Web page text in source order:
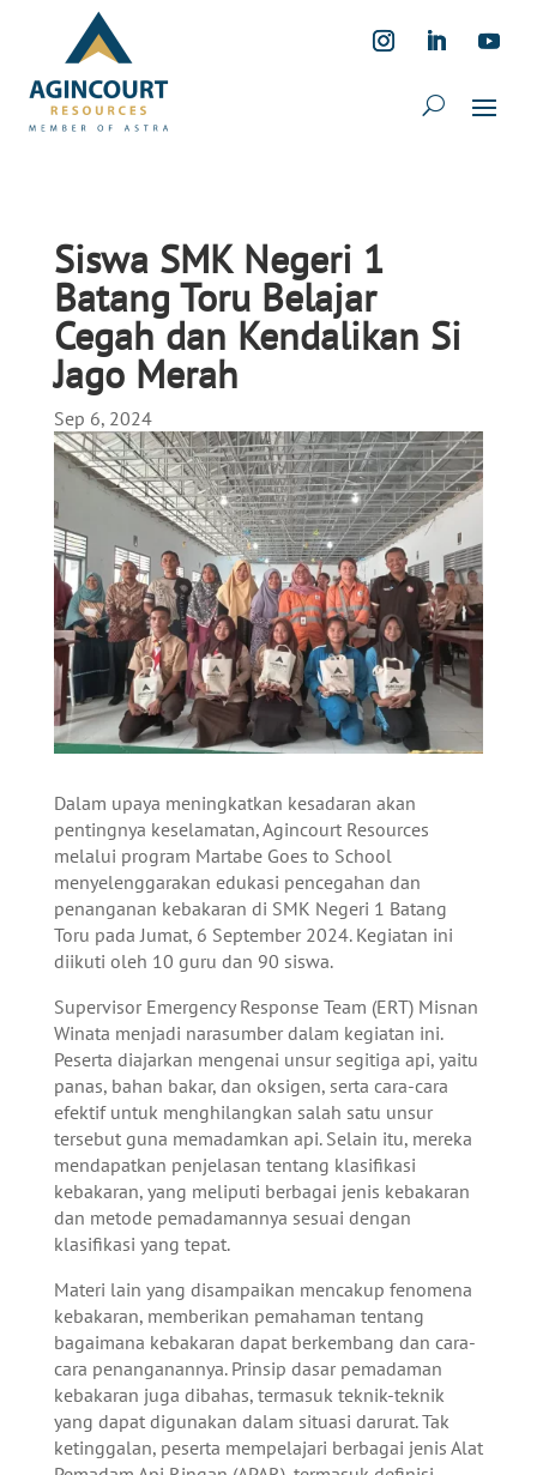
Siswa SMK Negeri 1
Batang Toru Belajar
Cegah dan Kendalikan Si
Jago Merah
Sep 6, 2024
Dalam upaya meningkatkan kesadaran akan
pentingnya keselamatan, Agincourt Resources
melalui program Martabe Goes to School
menyelenggarakan edukasi pencegahan dan
penanganan kebakaran di SMK Negeri 1 Batang
Toru pada Jumat, 6 September 2024. Kegiatan ini
diikuti oleh 10 guru dan 90 siswa.
Supervisor Emergency Response Team (ERT) Misnan
Winata menjadi narasumber dalam kegiatan ini.
Peserta diajarkan mengenai unsur segitiga api, yaitu
panas, bahan bakar, dan oksigen, serta cara-cara
efektif untuk menghilangkan salah satu unsur
tersebut guna memadamkan api. Selain itu, mereka
mendapatkan penjelasan tentang klasifikasi
kebakaran, yang meliputi berbagai jenis kebakaran
dan metode pemadamannya sesuai dengan
klasifikasi yang tepat.
Materi lain yang disampaikan mencakup fenomena
kebakaran, memberikan pemahaman tentang
bagaimana kebakaran dapat berkembang dan cara-
cara penanganannya. Prinsip dasar pemadaman
kebakaran juga dibahas, termasuk teknik-teknik
yang dapat digunakan dalam situasi darurat. Tak
ketinggalan, peserta mempelajari berbagai jenis Alat